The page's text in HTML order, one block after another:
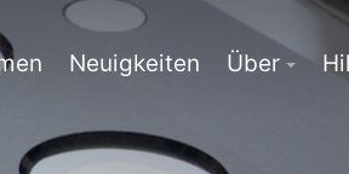
Neuigkeiten Über